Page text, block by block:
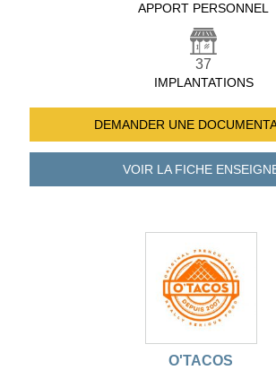
APPORT PERSONNEL
37
IMPLANTATIONS
DEMANDER UNE
VOIR LA FICHE
O'TACOS